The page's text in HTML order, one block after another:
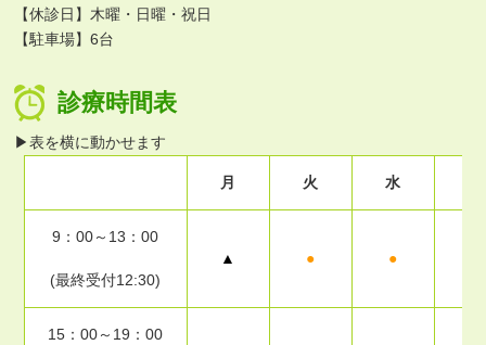
【休診日】木曜・日曜・祝日
【駐車場】6台
診療時間表
▶表を横に動かせます
月 火 水
9：00～13：00
(最終受付12:30)
▲ ● ●
15：00～19：00